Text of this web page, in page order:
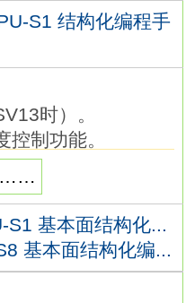
S1 结构化编程手
时）。
制功能。
速度旋转，
，
Q172DCPU-S1基
更改选项值来更改
……
S1 基本面结构化...
基本面结构化编...